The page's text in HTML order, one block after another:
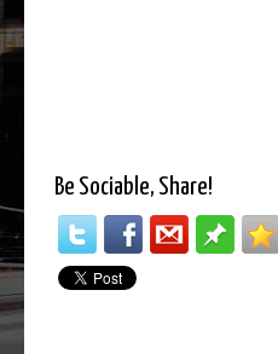
Be Sociable, Share!